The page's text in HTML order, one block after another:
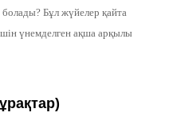
Бұл жүйелер қайта
үнемделген ақша арқылы